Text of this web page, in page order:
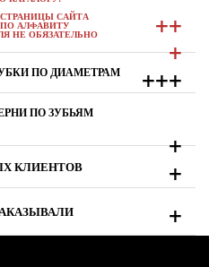
САЙТА
+
+
АЛФАВИТУ
НЕ ОБЯЗАТЕЛЬНО +
ПО ДИАМЕТРАМ +
+
+
ПО ЗУБЬЯМ
+
КЛИЕНТОВ +
+